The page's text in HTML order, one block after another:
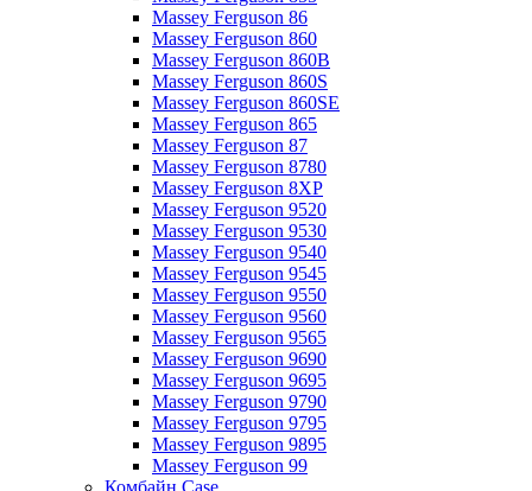
Massey Ferguson 86
Massey Ferguson 860
Massey Ferguson 860B
Massey Ferguson 860S
Massey Ferguson 860SE
Massey Ferguson 865
Massey Ferguson 87
Massey Ferguson 8780
Massey Ferguson 8XP
Massey Ferguson 9520
Massey Ferguson 9530
Massey Ferguson 9540
Massey Ferguson 9545
Massey Ferguson 9550
Massey Ferguson 9560
Massey Ferguson 9565
Massey Ferguson 9690
Massey Ferguson 9695
Massey Ferguson 9790
Massey Ferguson 9795
Massey Ferguson 9895
Massey Ferguson 99
Комбайн Case